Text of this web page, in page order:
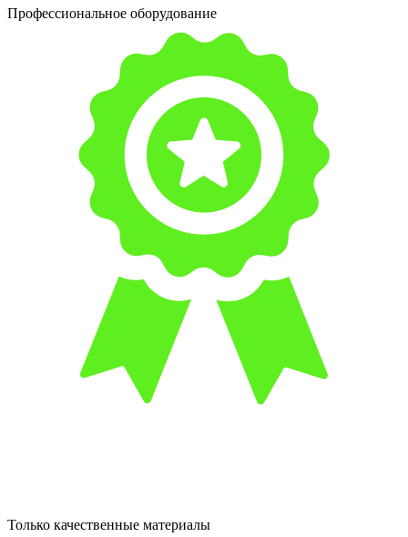
Профессиональное оборудование
Только качественные материалы